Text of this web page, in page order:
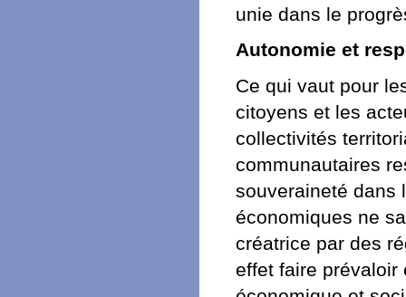
unie dans le
Autonomie et
Ce qui vaut pour
citoyens et les
collectivités
communautaires
souveraineté dans
économiques ne
créatrice par des
effet faire prévaloir